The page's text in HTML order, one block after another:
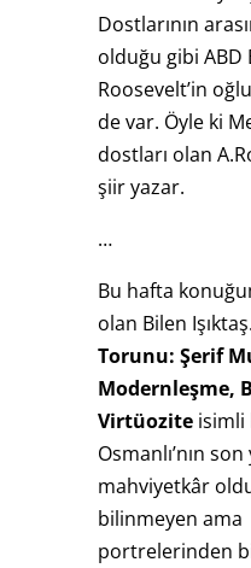
Dostlarının
olduğu gibi ABD
Roosevelt’in
de var. Öyle ki
dostları olan
şiir yazar.
…
Bu hafta
olan Bilen Işıktaş.
Torunu: Şerif
Modernleşme,
Virtüozite isimli
Osmanlı’nın son
mahviyetkâr
bilinmeyen
portrelerinden